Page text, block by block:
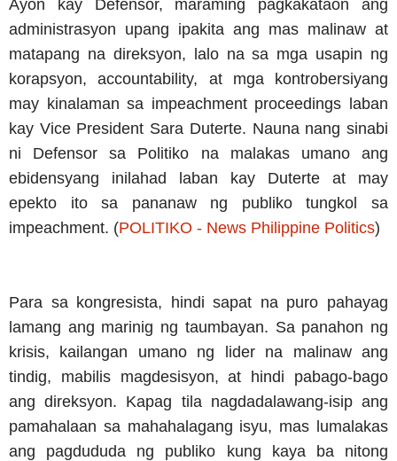
Ayon kay Defensor, maraming pagkakataon ang
administrasyon upang ipakita ang mas malinaw at
matapang na direksyon, lalo na sa mga usapin ng
korapsyon, accountability, at mga kontrobersiyang
may kinalaman sa impeachment proceedings laban
kay Vice President Sara Duterte. Nauna nang sinabi
ni Defensor sa Politiko na malakas umano ang
ebidensyang inilahad laban kay Duterte at may
epekto ito sa pananaw ng publiko tungkol sa
impeachment. (POLITIKO - News Philippine Politics)
Para sa kongresista, hindi sapat na puro pahayag
lamang ang marinig ng taumbayan. Sa panahon ng
krisis, kailangan umano ng lider na malinaw ang
tindig, mabilis magdesisyon, at hindi pabago-bago
ang direksyon. Kapag tila nagdadalawang-isip ang
pamahalaan sa mahahalagang isyu, mas lumalakas
ang pagdududa ng publiko kung kaya ba nitong